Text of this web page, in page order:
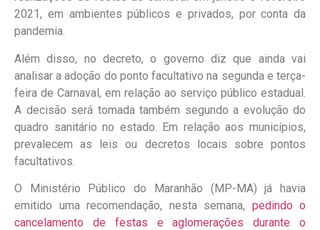
2021, em ambientes públicos e privados, por conta da
pandemia.
Além disso, no decreto, o governo diz que ainda vai
analisar a adoção do ponto facultativo na segunda e terça-
feira de Carnaval, em relação ao serviço público estadual.
A decisão será tomada também segundo a evolução do
quadro sanitário no estado. Em relação aos municípios,
prevalecem as leis ou decretos locais sobre pontos
facultativos.
O Ministério Público do Maranhão (MP-MA) já havia
emitido uma recomendação, nesta semana, pedindo o
cancelamento de festas e aglomerações durante o